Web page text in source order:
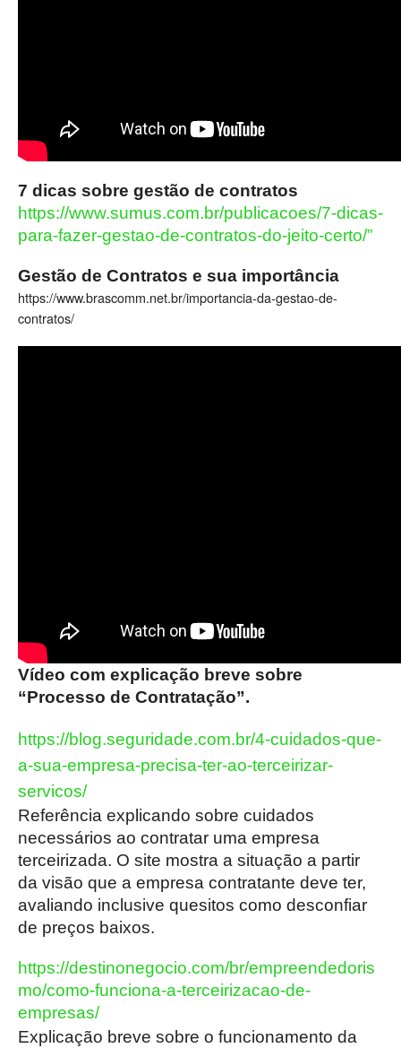
7 dicas sobre gestão de contratos
https://www.sumus.com.br/publicacoes/7-dicas-
para-fazer-gestao-de-contratos-do-jeito-certo/”
Gestão de Contratos e sua importância
https://www.brascomm.net.br/importancia-da-gestao-de-
contratos/
Vídeo com explicação breve sobre
“Processo de Contratação”.
https://blog.seguridade.com.br/4-cuidados-que-
a-sua-empresa-precisa-ter-ao-terceirizar-
servicos/
Referência explicando sobre cuidados
necessários ao contratar uma empresa
terceirizada. O site mostra a situação a partir
da visão que a empresa contratante deve ter,
avaliando inclusive quesitos como desconfiar
de preços baixos.
https://destinonegocio.com/br/empreendedoris
mo/como-funciona-a-terceirizacao-de-
empresas/
Explicação breve sobre o funcionamento da